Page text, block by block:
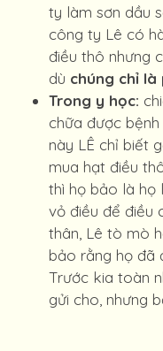
ty làm sơn dầu
công ty Lê có
điều thô nhưng
dù chúng chỉ là
Trong y học:
chữa được bệnh
này LÊ chỉ biết
mua hạt điều
thì họ bảo là họ
vỏ điều để điều
thân, Lê tò mò
bảo rằng họ đã
Trước kia toàn
gửi cho, nhưng